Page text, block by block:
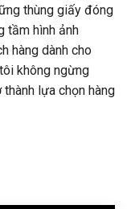
thùng giấy đóng
tầm hình ảnh
hàng dành cho
không ngừng
lựa chọn hàng